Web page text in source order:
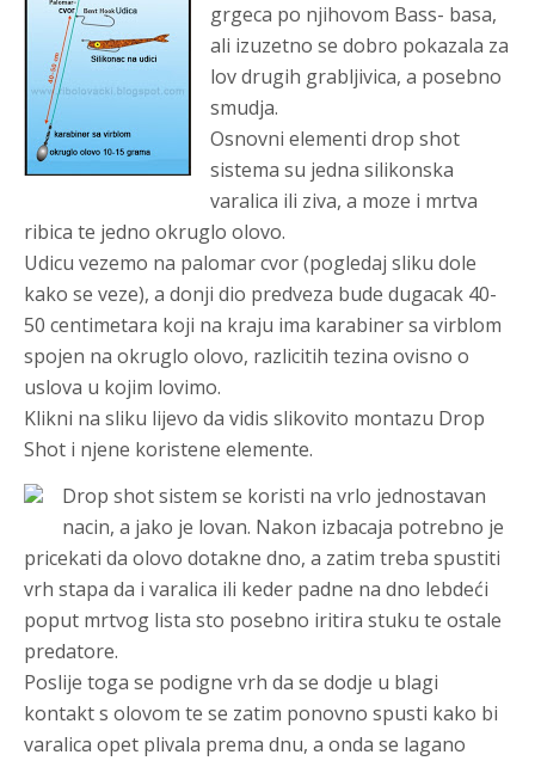
grgeca po njihovom Bass- basa,
ali izuzetno se dobro pokazala za
lov drugih grabljivica, a posebno
smudja.
Osnovni elementi drop shot
sistema su jedna silikonska
varalica ili ziva, a moze i mrtva
ribica te jedno okruglo olovo.
Udicu vezemo na palomar cvor(pogledaj sliku dole
kako se veze), a donji dio predveza bude dugacak 40-
50 centimetara koji na kraju ima karabiner sa virblom
spojen na okruglo olovo, razlicitih tezina ovisno o
uslova u kojim lovimo.
Klikni na sliku lijevo da vidis slikovito montazu Drop
Shot i njene koristene elemente.
Drop shot sistem se koristi na vrlo jednostavan
nacin, a jako je lovan. Nakon izbacaja potrebno je
pricekati da olovo dotakne dno, a zatim treba spustiti
vrh stapa da i varalica ili keder padne na dno lebdeći
poput mrtvog lista sto posebno iritira stuku te ostale
predatore.
Poslije toga se podigne vrh da se dodje u blagi
kontakt s olovom te se zatim ponovno spusti kako bi
varalica opet plivala prema dnu, a onda se lagano